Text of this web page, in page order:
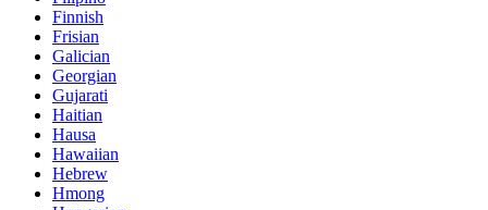
Finnish
Frisian
Galician
Georgian
Gujarati
Haitian
Hausa
Hawaiian
Hebrew
Hmong